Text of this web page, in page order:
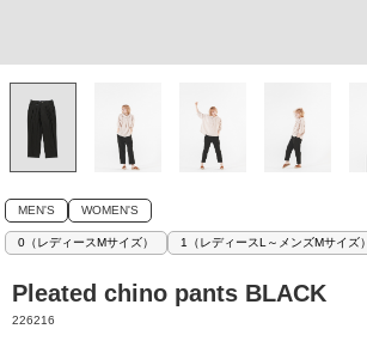
MEN'S WOMEN'S
0（レディースMサイズ） 1（レディースL～メンズMサイズ）
Pleated chino pants BLACK
226216